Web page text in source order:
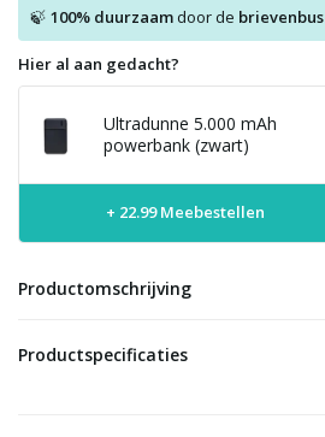
🍃 100% duurzaamdoor de brievenbus
Hier al aan gedacht?
Ultradunne 5.000 mAh
powerbank (zwart)
+ 22.99 Meebestellen
Productomschrijving
Productspecificaties